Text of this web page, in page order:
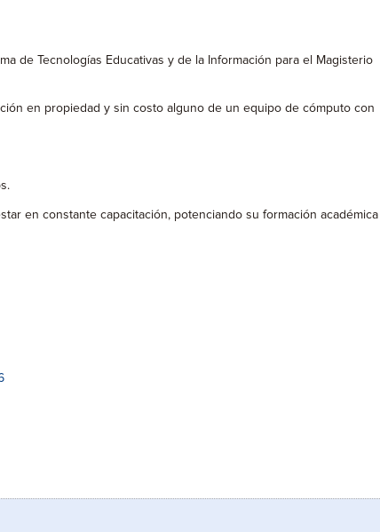
de Tecnologías Educativas y de la Información para el Magisterio
en propiedad y sin costo alguno de un equipo de cómputo con
en constante capacitación, potenciando su formación académica